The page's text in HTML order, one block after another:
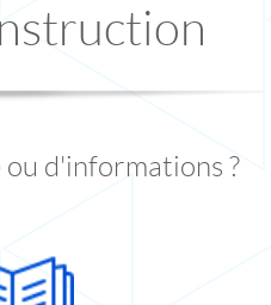
ou d'informations ?